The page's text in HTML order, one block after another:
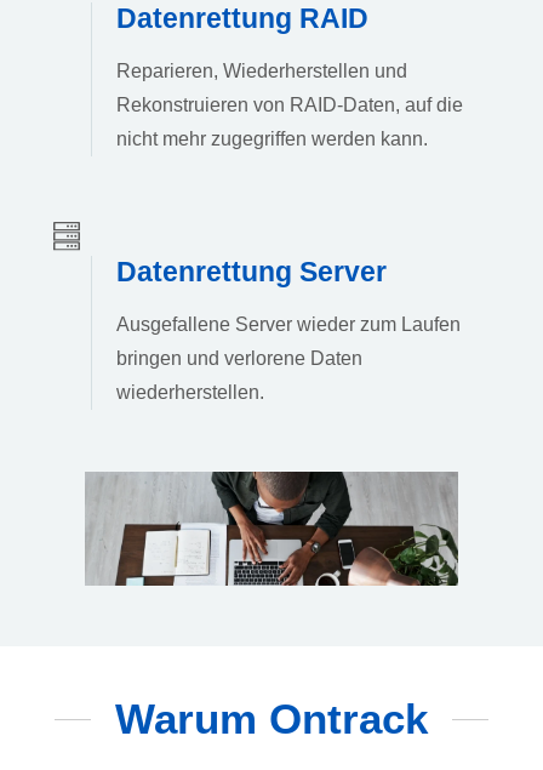
Datenrettung RAID
Reparieren, Wiederherstellen und
Rekonstruieren von RAID-Daten, auf die
nicht mehr zugegriffen werden kann.
Datenrettung Server
Ausgefallene Server wieder zum Laufen
bringen und verlorene Daten
wiederherstellen.
Warum Ontrack